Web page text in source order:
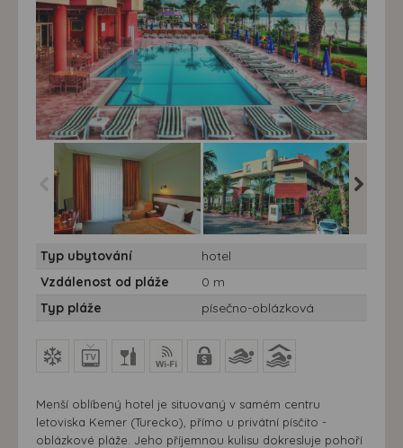
nocí - Turecko, Kemer -
Valeri Beach
nocí - Turecko, Kemer -
Valeri Beach
Typ ubytování
hotel
Vzdálenost od pláže
0 m
Typ pláže
písečno-oblázková
Menší oblíbený hotel je situovaný v samém centru
letoviska Kemer (Turecko), přímo u privátní písčito -
oblázkové pláže. Jeho příjemnou kulisu dokresluje pohoří